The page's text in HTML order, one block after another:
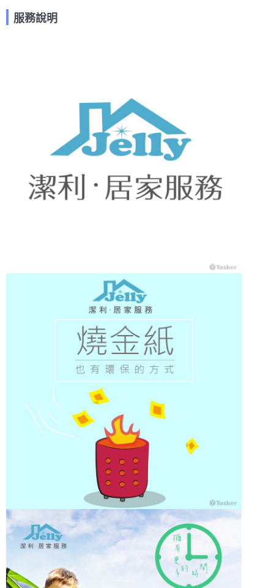
服務說明